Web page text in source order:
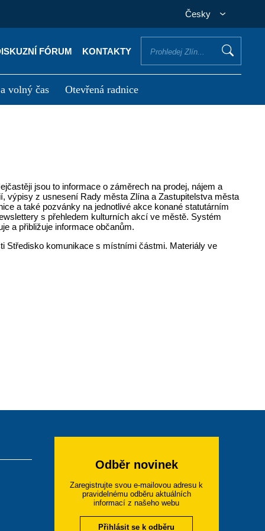
Česky
FÓRUM KONTAKTY
volný čas Otevřená radnice
jsou to informace o záměrech na prodej, nájem a
výpisy z usnesení Rady města Zlína a Zastupitelstva města
a také pozvánky na jednotlivé akce konané statutárním
s přehledem kulturních akcí ve městě. Systém
a přibližuje informace občanům.
Středisko komunikace s místními částmi. Materiály ve
Odběr novinek
Zaregistrujte svou e-mailovou adresu k
pravidelnému odběru aktuálních
informací z našeho webu
Přihlásit se k odběru